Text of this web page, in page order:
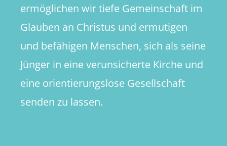
ermöglichen wir tiefe Gemeinschaft im
Glauben an Christus und ermutigen
und befähigen Menschen, sich als seine
Jünger in eine verunsicherte Kirche und
eine orientierungslose Gesellschaft
senden zu lassen.